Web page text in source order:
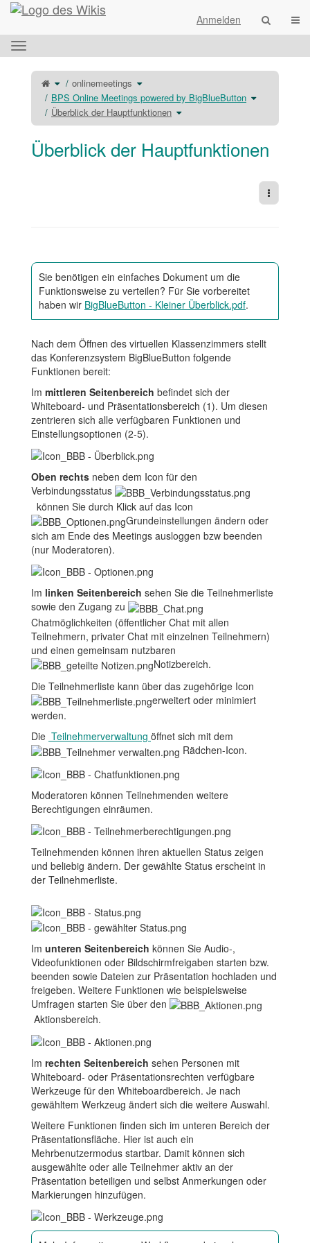
Startseite
Anmelden
Das
horizontale
Menü
umschalten.
Schalte
denübergeordneten
Baum
von
Überblick
der
Hauptfunktionen
um.
onlinemeetings Schalte
den
unter
onlinemeetings
um.
BPS Online Meetings powered by BigBlueButton Schalte
den
Meetings
powered
um.
Überblick der Hauptfunktionen Schalte
den
unter
Überblick
um.
Überblick der Hauptfunktionen
Weitere
Sie benötigen ein einfaches Dokument um die
Funktionsweise zu verteilen? Für Sie vorbereitet
haben wir BigBlueButton - Kleiner Überblick.pdf.
Nach dem Öffnen des virtuellen Klassenzimmers stellt
das Konferenzsystem BigBlueButton folgende
Funktionen bereit:
Im mittleren Seitenbereich befindet sich der
Whiteboard- und Präsentationsbereich (1). Um diesen
zentrieren sich alle verfügbaren Funktionen und
Einstellungsoptionen (2-5).
Oben rechts neben dem Icon für den
Verbindungsstatus
können Sie durch Klick auf das Icon
Grundeinstellungen ändern oder
sich am Ende des Meetings ausloggen bzw beenden
(nur Moderatoren).
Im linken Seitenbereich sehen Sie die Teilnehmerliste
sowie den Zugang zu
Chatmöglichkeiten (öffentlicher Chat mit allen
Teilnehmern, privater Chat mit einzelnen Teilnehmern)
und einen gemeinsam nutzbaren
Notizbereich.
Die Teilnehmerliste kann über das zugehörige Icon
erweitert oder minimiert
werden.
Die Teilnehmerverwaltung öffnet sich mit dem
Rädchen-Icon.
Moderatoren können Teilnehmenden weitere
Berechtigungen einräumen.
Teilnehmenden können ihren aktuellen Status zeigen
und beliebig ändern. Der gewählte Status erscheint in
der Teilnehmerliste.
Im unteren Seitenbereich können Sie Audio-,
Videofunktionen oder Bildschirmfreigaben starten bzw.
beenden sowie Dateien zur Präsentation hochladen und
freigeben. Weitere Funktionen wie beispielsweise
Umfragen starten Sie über den
Aktionsbereich.
Im rechten Seitenbereich sehen Personen mit
Whiteboard- oder Präsentationsrechten verfügbare
Werkzeuge für den Whiteboardbereich. Je nach
gewähltem Werkzeug ändert sich die weitere Auswahl.
Weitere Funktionen finden sich im unteren Bereich der
Präsentationsfläche. Hier ist auch ein
Mehrbenutzermodus startbar. Damit können sich
ausgewählte oder alle Teilnehmer aktiv an der
Präsentation beteiligen und selbst Anmerkungen oder
Markierungen hinzufügen.